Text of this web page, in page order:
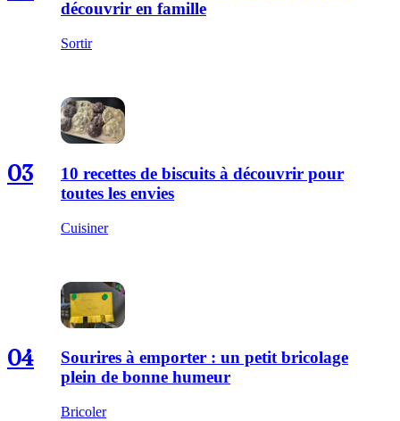
découvrir en famille
Sortir
03
10 recettes de biscuits à découvrir pour
toutes les envies
Cuisiner
04
Sourires à emporter : un petit bricolage
plein de bonne humeur
Bricoler